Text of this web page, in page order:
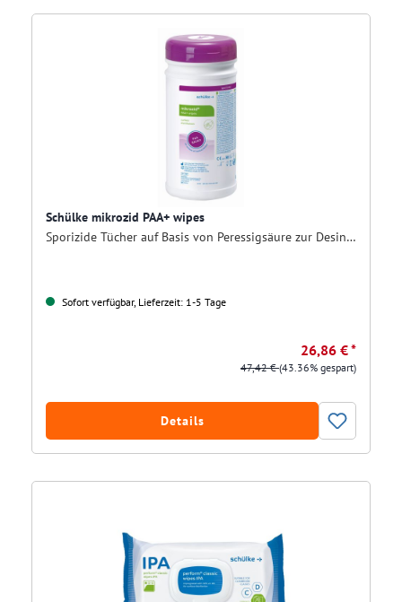
Schülke mikrozid PAA+ wipes
Sporizide Tücher auf Basis von Peressigsäure zur Desinfektion für Flächen von Medizinprodukten
Sofort verfügbar, Lieferzeit: 1-5 Tage
26,86 € *
47,42 €(43.36% gespart)
Details